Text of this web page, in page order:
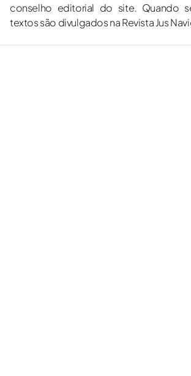
conselho editorial do site. Quando
textos são divulgados na Revista Jus